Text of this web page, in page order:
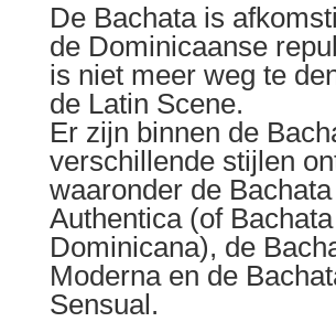
De Bachata is
de Dominicaanse
is niet meer weg te
de Latin Scene.
Er zijn binnen de
verschillende stijlen
waaronder de Bachata
Authentica (of Bachata
Dominicana), de
Moderna en de
Sensual.